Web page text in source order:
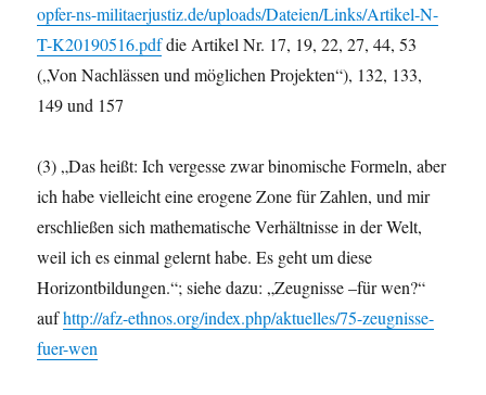
opfer-ns-militaerjustiz.de/uploads/Dateien/Links/Artikel-N-
T-K20190516.pdfdie Artikel Nr. 17, 19, 22, 27, 44, 53
(„Von Nachlässen und möglichen Projekten“), 132, 133,
149 und 157
(3) „Das heißt: Ich vergesse zwar binomische Formeln, aber
ich habe vielleicht eine erogene Zone für Zahlen, und mir
erschließen sich mathematische Verhältnisse in der Welt,
weil ich es einmal gelernt habe. Es geht um diese
Horizontbildungen.“; siehe dazu: „Zeugnisse –für wen?“
aufhttp://afz-ethnos.org/index.php/aktuelles/75-zeugnisse-
fuer-wen